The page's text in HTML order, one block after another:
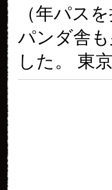
（年パス
パンダ舎
した。 東